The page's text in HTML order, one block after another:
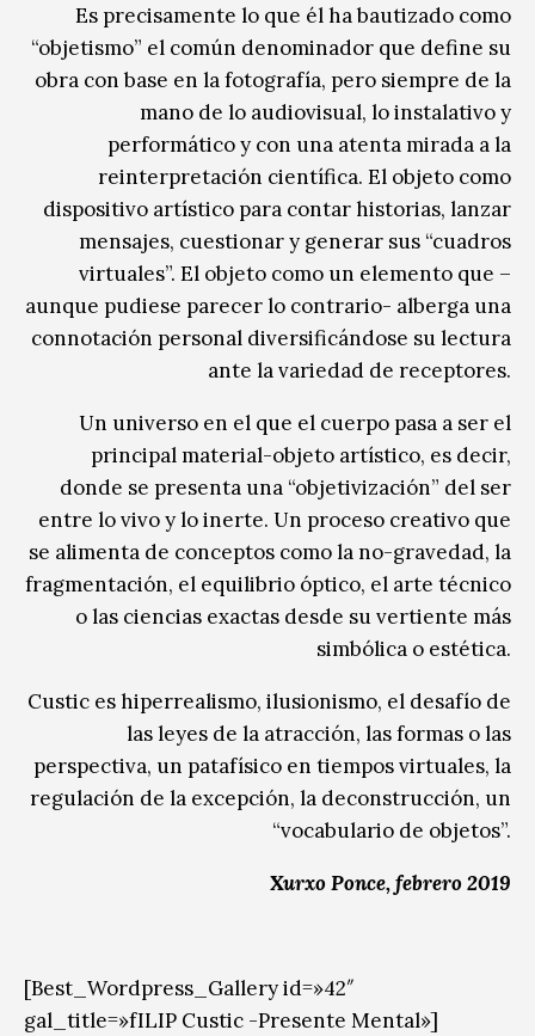
Es precisamente lo que él ha bautizado como
“objetismo” el común denominador que define su
obra con base en la fotografía, pero siempre de la
mano de lo audiovisual, lo instalativo y
performático y con una atenta mirada a la
reinterpretación científica. El objeto como
dispositivo artístico para contar historias, lanzar
mensajes, cuestionar y generar sus “cuadros
virtuales”. El objeto como un elemento que –
aunque pudiese parecer lo contrario- alberga una
connotación personal diversificándose su lectura
ante la variedad de receptores.
Un universo en el que el cuerpo pasa a ser el
principal material-objeto artístico, es decir,
donde se presenta una “objetivización” del ser
entre lo vivo y lo inerte. Un proceso creativo que
se alimenta de conceptos como la no-gravedad, la
fragmentación, el equilibrio óptico, el arte técnico
o las ciencias exactas desde su vertiente más
simbólica o estética.
Custic es hiperrealismo, ilusionismo, el desafío de
las leyes de la atracción, las formas o las
perspectiva, un patafísico en tiempos virtuales, la
regulación de la excepción, la deconstrucción, un
“vocabulario de objetos”.
Xurxo Ponce, febrero 2019
[Best_Wordpress_Gallery id=»42″
gal_title=»fILIP Custic -Presente Mental»]